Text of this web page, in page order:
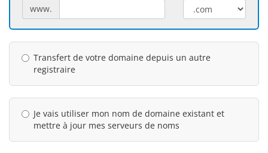
www.
Transfert de votre domaine depuis un autre
registraire
Je vais utiliser mon nom de domaine existant et
mettre à jour mes serveurs de noms